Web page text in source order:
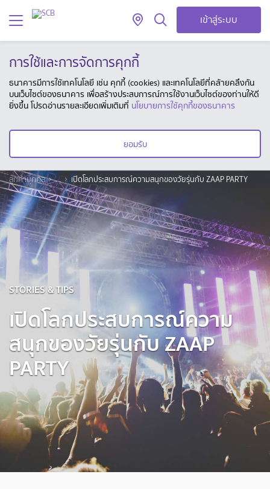
เข้าสู่ระบบ
การใช้และการจัดการคุกกี้
ธนาคารมีการใช้เทคโนโลยี เช่น คุกกี้ (cookies) และเทคโนโลยีที่คล้ายคลึงกัน
บนเว็บไซต์ของธนาคาร เพื่อสร้างประสบการณ์การใช้งานเว็บไซต์ของท่านให้ดี
ยิ่งขึ้น โปรดอ่านรายละเอียดเพิ่มเติมที่ นโยบายการใช้คุกกี้ของธนาคาร
ยอมรับ
ลูกค้าบุคคล ... เปิดโลกประสบการณ์ความสนุกของวัยรุ่นกับ ZAAP PARTY
STORIES & TIPS
เปิดโลกประสบการณ์ความ
สนุกของวัยรุ่นกับ ZAAP
PARTY